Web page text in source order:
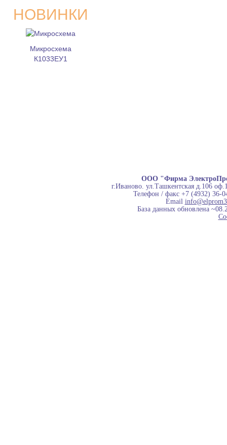
НОВИНКИ
Микросхема
К1033ЕУ1
ООО "Фирма
г.Иваново. ул.Ташкентская д.106
Телефон / факс +7 (4932) 36-
Email
База данных обновлена